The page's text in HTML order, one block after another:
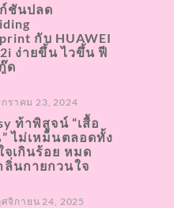
ชันปลด
กับ HUAWEI
ง่ายขึ้น ไวขึ้น ฟี
ด
ราคม 23, 2024
ท้าพิสูจน์ “เสื้อ
ไม่เหม็นตลอดทั้ง
จเกินร้อย หมด
นกายกวนใจ
จิกายน 24, 2025